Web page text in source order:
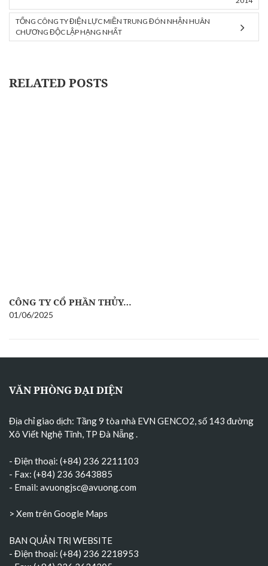
TỔNG CÔNG TY ĐIỆN LỰC MIỀN TRUNG ĐÓN NHẬN HUÂN
CHƯƠNG ĐỘC LẬP HẠNG NHẤT
RELATED POSTS
CÔNG TY CỔ PHẦN THỦY…
01/06/2025
VĂN PHÒNG ĐẠI DIỆN
Địa chỉ giao dịch: Tầng 9 tòa nhà EVN GENCO2, số 143 đường
Xô Viết Nghệ Tĩnh, TP Đà Nẵng.
- Điện thoại: (+84) 236 2211103
- Fax: (+84) 236 3643885
- Email: avuongjsc@avuong.com
> Xem trên Google Maps
BAN QUẢN TRỊ WEBSITE
- Điện thoại: (+84) 236 2218953